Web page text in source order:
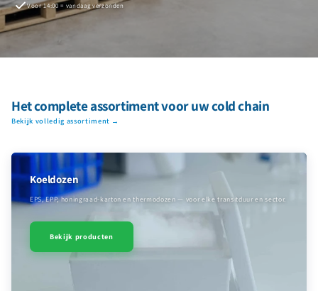
Voor 14:00 = vandaag verzonden
Het complete assortiment voor uw cold chain
Bekijk volledig assortiment →
Koeldozen
EPS, EPP, honingraad-karton en thermodozen — voor elke transitduur en sector.
Bekijk producten